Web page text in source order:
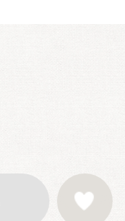
お気に入りに登